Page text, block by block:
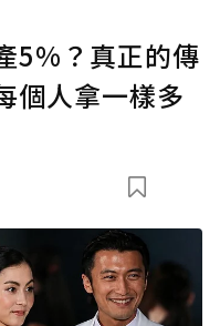
5%？真正的傳
個人拿一樣多